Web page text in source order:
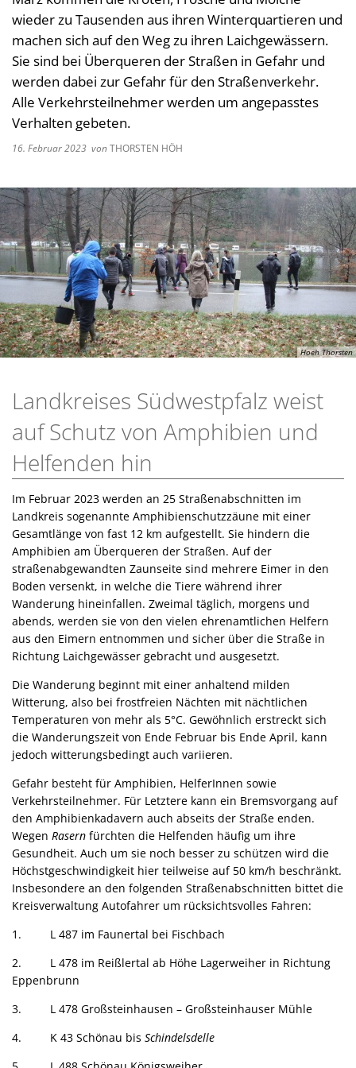
Kultur im Landkreis
Öffnungszeiten
wieder zu Tausenden aus ihren Winterquartieren und
machen sich auf den Weg zu ihren Laichgewässern.
Sie sind bei Überqueren der Straßen in Gefahr und
werden dabei zur Gefahr für den Straßenverkehr.
Alle Verkehrsteilnehmer werden um angepasstes
Verhalten gebeten.
16. Februar 2023 vonTHORSTEN HÖH
Hoeh Thorsten
Landkreises Südwestpfalz weist
auf Schutz von Amphibien und
Helfenden hin
Im Februar 2023 werden an 25 Straßenabschnitten im
Landkreis sogenannte Amphibienschutzzäune mit einer
Gesamtlänge von fast 12 km aufgestellt. Sie hindern die
Amphibien am Überqueren der Straßen. Auf der
straßenabgewandten Zaunseite sind mehrere Eimer in den
Boden versenkt, in welche die Tiere während ihrer
Wanderung hineinfallen. Zweimal täglich, morgens und
abends, werden sie von den vielen ehrenamtlichen Helfern
aus den Eimern entnommen und sicher über die Straße in
Richtung Laichgewässer gebracht und ausgesetzt.
Die Wanderung beginnt mit einer anhaltend milden
Witterung, also bei frostfreien Nächten mit nächtlichen
Temperaturen von mehr als 5°C. Gewöhnlich erstreckt sich
die Wanderungszeit von Ende Februar bis Ende April, kann
jedoch witterungsbedingt auch variieren.
Gefahr besteht für Amphibien, HelferInnen sowie
Verkehrsteilnehmer. Für Letztere kann ein Bremsvorgang auf
den Amphibienkadavern auch abseits der Straße enden.
Wegen Rasern fürchten die Helfenden häufig um ihre
Gesundheit. Auch um sie noch besser zu schützen wird die
Höchstgeschwindigkeit hier teilweise auf 50 km/h beschränkt.
Insbesondere an den folgenden Straßenabschnitten bittet die
Kreisverwaltung Autofahrer um rücksichtsvolles Fahren:
1. L 487 im Faunertal bei Fischbach
2. L 478 im Reißlertal ab Höhe Lagerweiher in Richtung
Eppenbrunn
3. L 478 Großsteinhausen – Großsteinhauser Mühle
4. K 43 Schönau bis Schindelsdelle